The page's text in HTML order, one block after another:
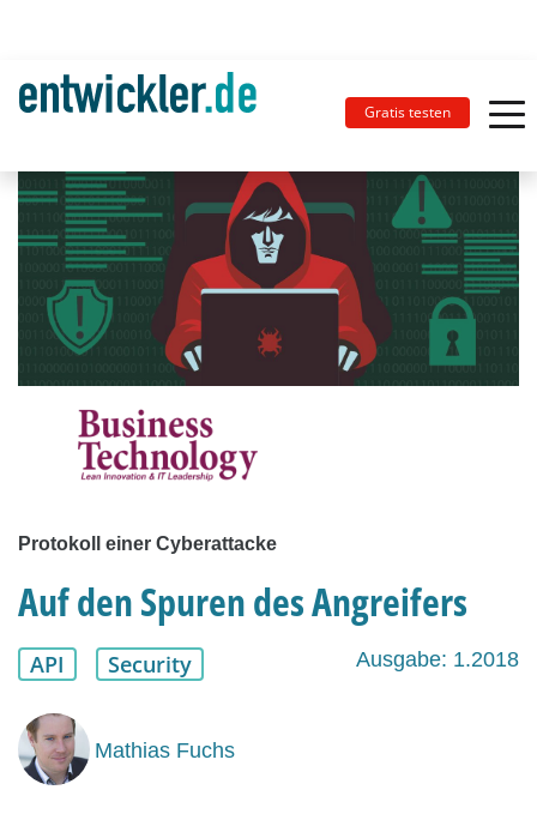
Gratis testen
Protokoll einer Cyberattacke
Auf den Spuren des Angreifers
API Security Ausgabe: 1.2018
Mathias Fuchs